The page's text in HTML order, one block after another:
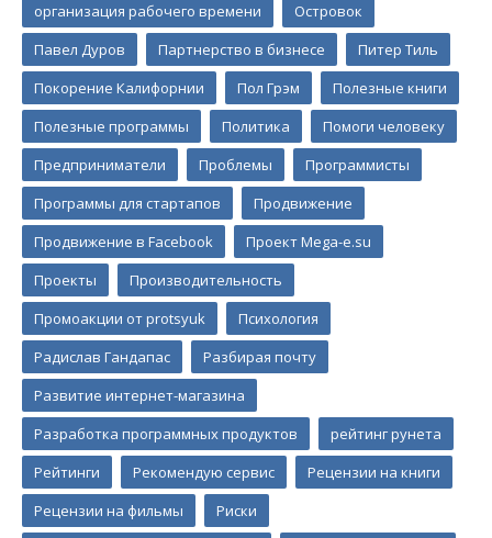
организация рабочего времени
Островок
Павел Дуров
Партнерство в бизнесе
Питер Тиль
Покорение Калифорнии
Пол Грэм
Полезные книги
Полезные программы
Политика
Помоги человеку
Предприниматели
Проблемы
Программисты
Программы для стартапов
Продвижение
Продвижение в Facebook
Проект Mega-e.su
Проекты
Производительность
Промоакции от protsyuk
Психология
Радислав Гандапас
Разбирая почту
Развитие интернет-магазина
Разработка программных продуктов
рейтинг рунета
Рейтинги
Рекомендую сервис
Рецензии на книги
Рецензии на фильмы
Риски